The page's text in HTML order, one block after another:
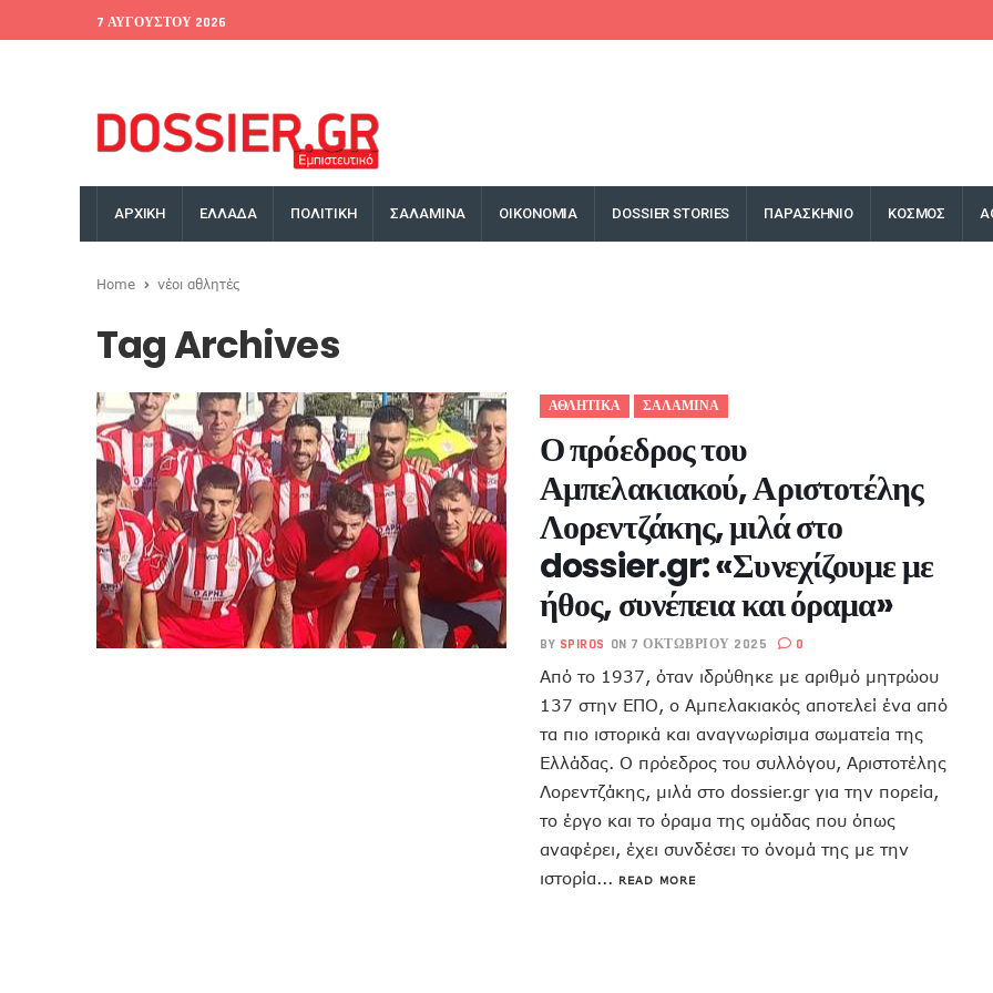
7 ΑΥΓΟΎΣΤΟΥ 2026
ΑΡΧΙΚΗ ΕΛΛΑΔΑ ΠΟΛΙΤΙΚΗ ΣΑΛΑΜΙΝΑ ΟΙΚΟΝΟΜΙΑ DOSSIER STORIES ΠΑΡΑΣΚΗΝΙΟ ΚΟΣΜΟΣ
Home νέοι αθλητές
Tag Archives
ΑΘΛΗΤΙΚΑ ΣΑΛΑΜΙΝΑ
Ο πρόεδρος του
Αμπελακιακού, Αριστοτέλης
Λορεντζάκης, μιλά στο
dossier.gr: «Συνεχίζουμε με
ήθος, συνέπεια και όραμα»
BY SPIROS ON 7 ΟΚΤΩΒΡΊΟΥ 2025 0
Από το 1937, όταν ιδρύθηκε με αριθμό μητρώου
137 στην ΕΠΟ, ο Αμπελακιακός αποτελεί ένα από
τα πιο ιστορικά και αναγνωρίσιμα σωματεία της
Ελλάδας. Ο πρόεδρος του συλλόγου, Αριστοτέλης
Λορεντζάκης, μιλά στο dossier.gr για την πορεία,
το έργο και το όραμα της ομάδας που όπως
αναφέρει, έχει συνδέσει το όνομά της με την
ιστορία... READ MORE